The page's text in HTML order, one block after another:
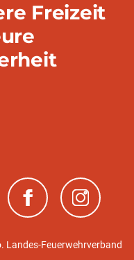
Freizeit
(neues Fenster)(neues Fenster)
Landes-Feuerwehrverband